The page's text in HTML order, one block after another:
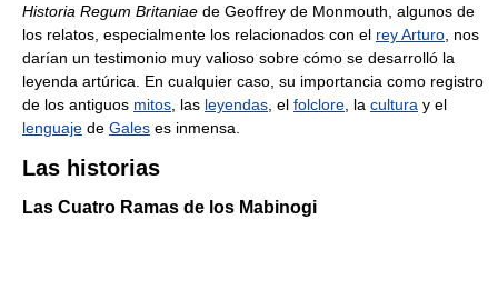
Historia Regum Britaniae de Geoffrey de Monmouth, algunos de
los relatos, especialmente los relacionados con el rey Arturo , nos
darían un testimonio muy valioso sobre cómo se desarrolló la
leyenda artúrica. En cualquier caso, su importancia como registro
de los antiguos mitos , las leyendas , el folclore , la cultura y el
lenguaje de Gales es inmensa.
Las historias
Las Cuatro Ramas de los Mabinogi